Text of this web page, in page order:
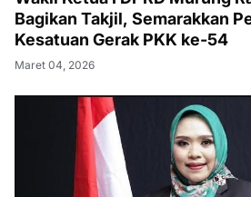
Bagikan Takjil, Semarakkan
Kesatuan Gerak PKK ke-54
Maret 04, 2026